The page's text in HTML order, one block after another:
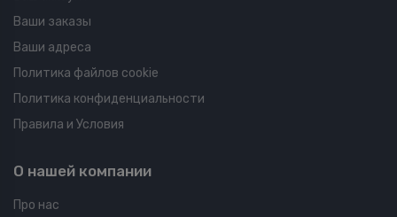
Ваши заказы
Ваши адреса
Политика файлов cookie
Политика конфиденциальности
Правила и Условия
О нашей компании
Про нас